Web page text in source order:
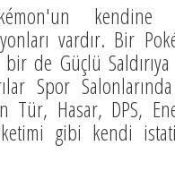
kendine
vardır. Bir
bir de Güçlü
Spor
Tür, Hasar, DPS,
gibi kendi